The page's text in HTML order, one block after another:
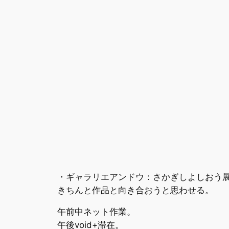
・ギャラリエアンドウ：さかぎしよしおう
きちんと作品と向き合おうと思わせる。
午前中ネット作業。
午後void+滞在。